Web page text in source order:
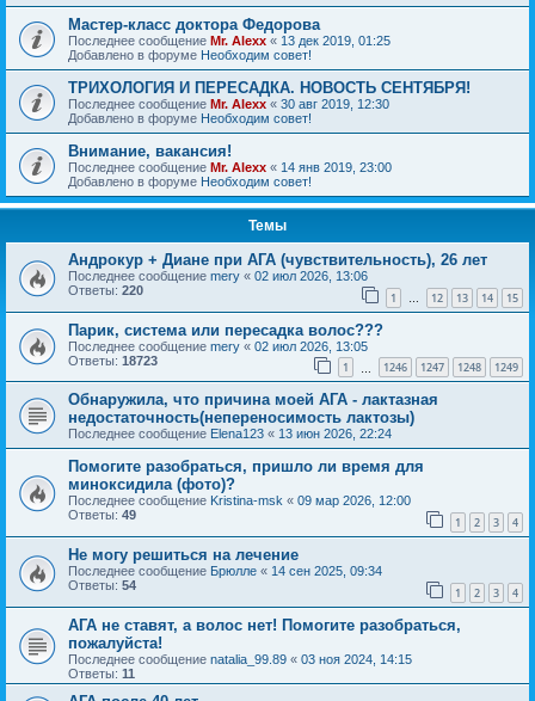
Мастер-класс доктора Федорова
Последнее сообщение Mr. Alexx « 13 дек 2019, 01:25
Добавлено в форуме Необходим совет!
ТРИХОЛОГИЯ И ПЕРЕСАДКА. НОВОСТЬ СЕНТЯБРЯ!
Последнее сообщение Mr. Alexx « 30 авг 2019, 12:30
Добавлено в форуме Необходим совет!
Внимание, вакансия!
Последнее сообщение Mr. Alexx « 14 янв 2019, 23:00
Добавлено в форуме Необходим совет!
Темы
Андрокур + Диане при АГА (чувствительность), 26 лет
Последнее сообщение mery « 02 июл 2026, 13:06
Ответы: 220 1 … 12 13 14 15
Парик, система или пересадка волос???
Последнее сообщение mery « 02 июл 2026, 13:05
Ответы: 18723 1 1246 1247 1248 1249
Обнаружила, что причина моей АГА - лактазная
недостаточность(непереносимость лактозы)
Последнее сообщение Elena123 « 13 июн 2026, 22:24
Помогите разобраться, пришло ли время для
миноксидила (фото)?
Последнее сообщение Kristina-msk « 09 мар 2026, 12:00
Ответы: 49 1 2 3 4
Не могу решиться на лечение
Последнее сообщение Брюлле « 14 сен 2025, 09:34
Ответы: 54 1 2 3 4
АГА не ставят, а волос нет! Помогите разобраться,
пожалуйста!
Последнее сообщение natalia_99.89 « 03 ноя 2024, 14:15
Ответы: 11